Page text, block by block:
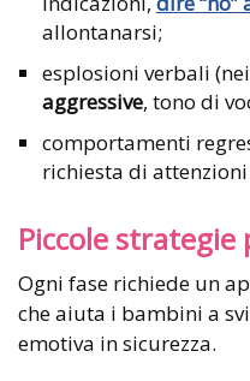
allontanarsi;
esplosioni verbali
aggressive, tono di
comportamenti
richiesta di
Piccole strategie
Ogni fase richiede un
che aiuta i bambini a
emotiva in sicurezza.